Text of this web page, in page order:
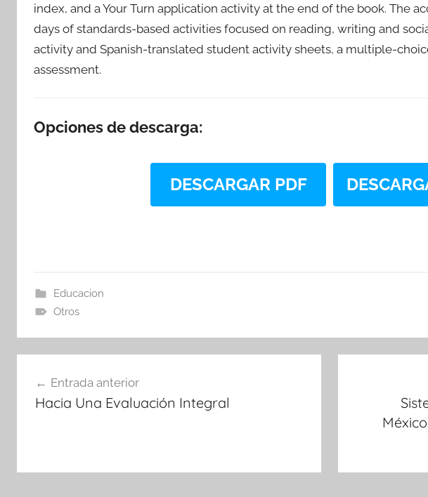
index, and a Your Turn application activity at the end of the book. The
days of standards-based activities focused on reading, writing and
activity and Spanish-translated student activity sheets, a multiple-
assessment.
Opciones de descarga:
DESCARGAR PDF
Educacion
Otros
de
Entrada anterior
Hacia Una Evaluación Integral